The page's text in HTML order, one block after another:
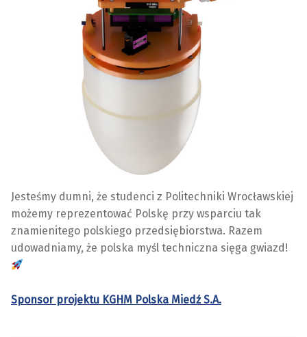
Jesteśmy dumni, że studenci z Politechniki Wrocławskiej
możemy reprezentować Polskę przy wsparciu tak
znamienitego polskiego przedsiębiorstwa. Razem
udowadniamy, że polska myśl techniczna sięga gwiazd!
Sponsor projektu KGHM Polska Miedź S.A.